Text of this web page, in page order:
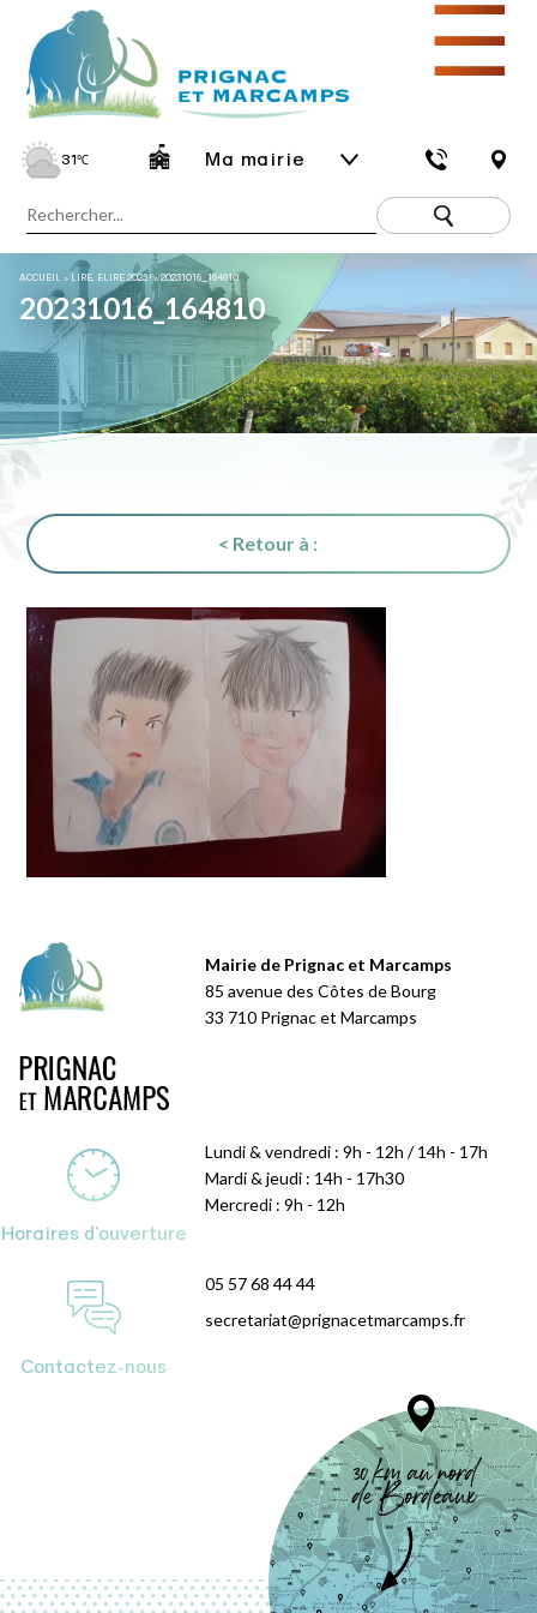
31℃ Ma mairie
☰
ACCUEIL » LIRE, ELIRE 2023 !»20231016_164810
20231016_164810
< Retour à :
Mairie de Prignac et Marcamps
85 avenue des Côtes de Bourg
33 710 Prignac et Marcamps
Horaires d'ouverture
Lundi & vendredi : 9h - 12h / 14h - 17h
Mardi & jeudi : 14h - 17h30
Mercredi : 9h - 12h
Contactez-nous
05 57 68 44 44
secretariat@prignacetmarcamps.fr